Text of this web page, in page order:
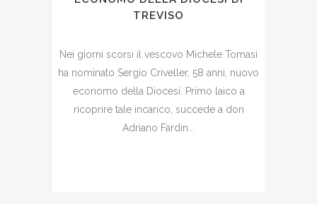
TREVISO
Nei giorni scorsi il vescovo Michele Tomasi
ha nominato Sergio Criveller, 58 anni, nuovo
economo della Diocesi. Primo laico a
ricoprire tale incarico, succede a don
Adriano Fardin...